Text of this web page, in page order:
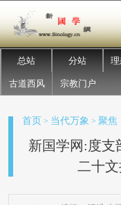
总站 分站
古道西风 宗教门户
首页 > 当代万象 > 聚焦
新国学网:度支
二十